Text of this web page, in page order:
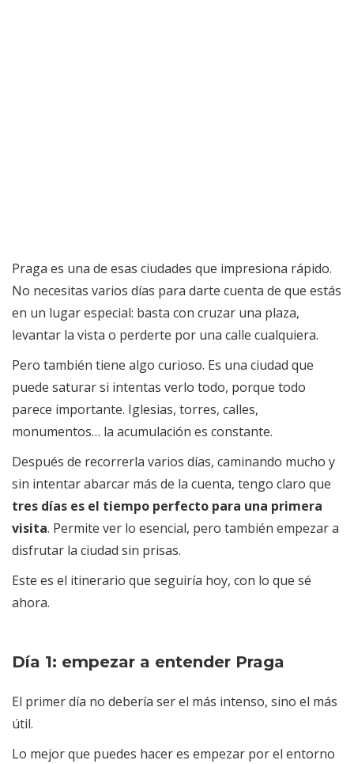
Praga es una de esas ciudades que impresiona rápido.
No necesitas varios días para darte cuenta de que estás
en un lugar especial: basta con cruzar una plaza,
levantar la vista o perderte por una calle cualquiera.
Pero también tiene algo curioso. Es una ciudad que
puede saturar si intentas verlo todo, porque todo
parece importante. Iglesias, torres, calles,
monumentos… la acumulación es constante.
Después de recorrerla varios días, caminando mucho y
sin intentar abarcar más de la cuenta, tengo claro que
tres días es el tiempo perfecto para una primera
visita. Permite ver lo esencial, pero también empezar a
disfrutar la ciudad sin prisas.
Este es el itinerario que seguiría hoy, con lo que sé
ahora.
Día 1: empezar a entender Praga
El primer día no debería ser el más intenso, sino el más
útil.
Lo mejor que puedes hacer es empezar por el entorno